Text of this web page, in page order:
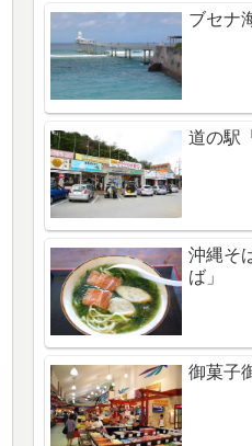
ブセナ
道の駅
沖縄そ
ば」
御菓子